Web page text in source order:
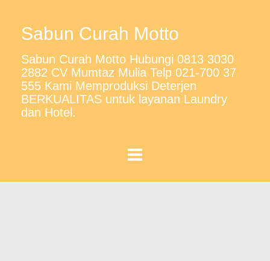
Sabun Curah Motto
Sabun Curah Motto Hubungi 0813 3030
2882 CV Mumtaz Mulia Telp 021-700 37
555 Kami Memproduksi Deterjen
BERKUALITAS untuk layanan Laundry
dan Hotel.